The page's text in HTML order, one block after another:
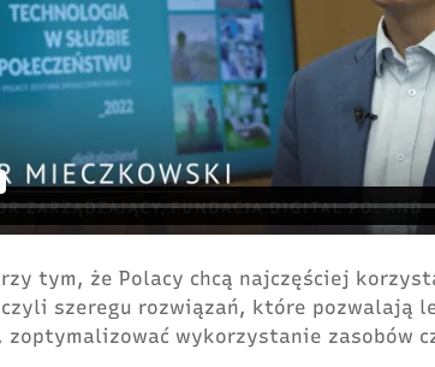
tym, że Polacy chcą najczęściej
szeregu rozwiązań, które pozwalają
zoptymalizować wykorzystanie zasobów